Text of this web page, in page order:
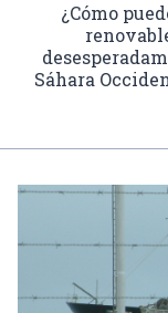
¿Cómo
Sáhara